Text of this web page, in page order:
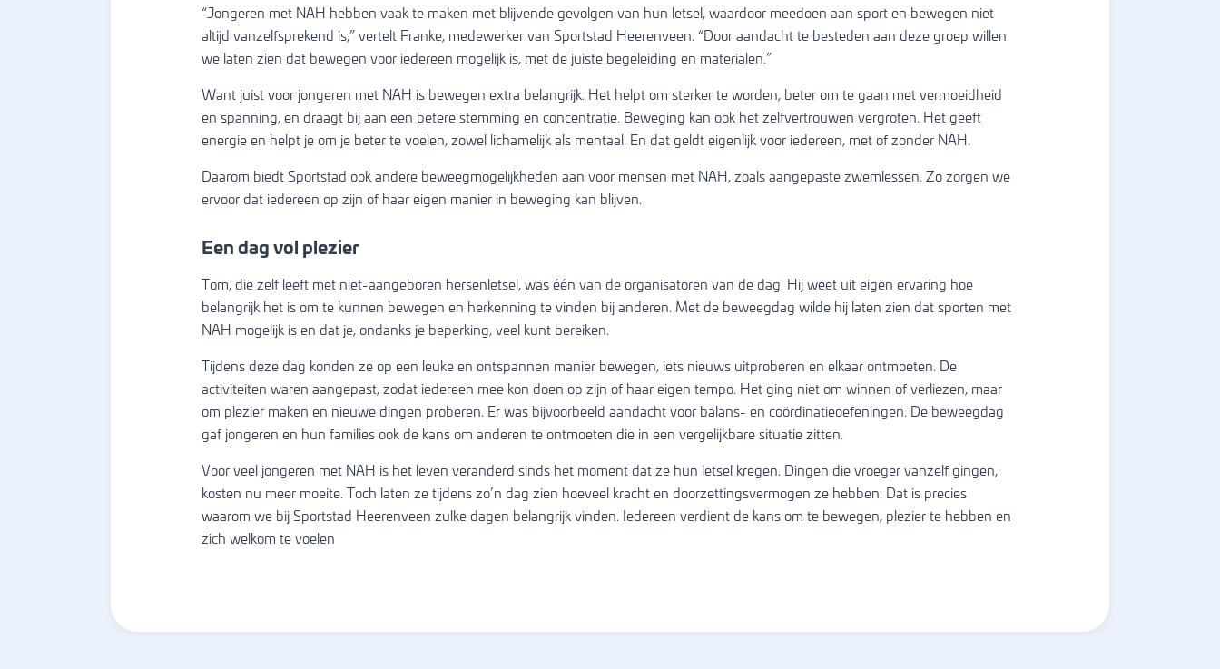
“Jongeren met NAH hebben vaak te maken met blijvende gevolgen van hun letsel, waardoor meedoen aan sport en bewegen niet
altijd vanzelfsprekend is,” vertelt Franke, medewerker van Sportstad Heerenveen. “Door aandacht te besteden aan deze groep willen
we laten zien dat bewegen voor iedereen mogelijk is, met de juiste begeleiding en materialen.”
Want juist voor jongeren met NAH is bewegen extra belangrijk. Het helpt om sterker te worden, beter om te gaan met vermoeidheid
en spanning, en draagt bij aan een betere stemming en concentratie. Beweging kan ook het zelfvertrouwen vergroten. Het geeft
energie en helpt je om je beter te voelen, zowel lichamelijk als mentaal. En dat geldt eigenlijk voor iedereen, met of zonder NAH.
Daarom biedt Sportstad ook andere beweegmogelijkheden aan voor mensen met NAH, zoals aangepaste zwemlessen. Zo zorgen we
ervoor dat iedereen op zijn of haar eigen manier in beweging kan blijven.
Een dag vol plezier
Tom, die zelf leeft met niet-aangeboren hersenletsel, was één van de organisatoren van de dag. Hij weet uit eigen ervaring hoe
belangrijk het is om te kunnen bewegen en herkenning te vinden bij anderen. Met de beweegdag wilde hij laten zien dat sporten met
NAH mogelijk is en dat je, ondanks je beperking, veel kunt bereiken.
Tijdens deze dag konden ze op een leuke en ontspannen manier bewegen, iets nieuws uitproberen en elkaar ontmoeten. De
activiteiten waren aangepast, zodat iedereen mee kon doen op zijn of haar eigen tempo. Het ging niet om winnen of verliezen, maar
om plezier maken en nieuwe dingen proberen. Er was bijvoorbeeld aandacht voor balans- en coördinatieoefeningen. De beweegdag
gaf jongeren en hun families ook de kans om anderen te ontmoeten die in een vergelijkbare situatie zitten.
Voor veel jongeren met NAH is het leven veranderd sinds het moment dat ze hun letsel kregen. Dingen die vroeger vanzelf gingen,
kosten nu meer moeite. Toch laten ze tijdens zo’n dag zien hoeveel kracht en doorzettingsvermogen ze hebben. Dat is precies
waarom we bij Sportstad Heerenveen zulke dagen belangrijk vinden. Iedereen verdient de kans om te bewegen, plezier te hebben en
zich welkom te voelen